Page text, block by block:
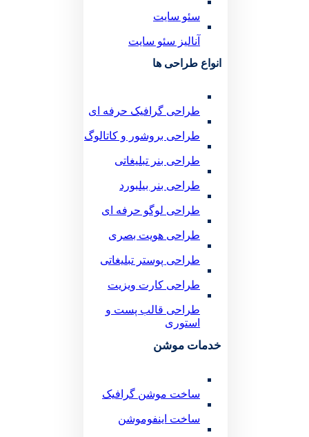
سئو سایت
آنالیز سئو سایت
انواع طراحی ها
طراحی گرافیک حرفه ای
طراحی بروشور و کاتالوگ
طراحی بنر تبلیغاتی
طراحی بنر بیلبورد
طراحی لوگو حرفه ای
طراحی هویت بصری
طراحی پوستر تبلیغاتی
طراحی کارت ویزیت
طراحی قالب پست و
استوری
خدمات موشن
ساخت موشن گرافیک
ساخت اینفوموشن